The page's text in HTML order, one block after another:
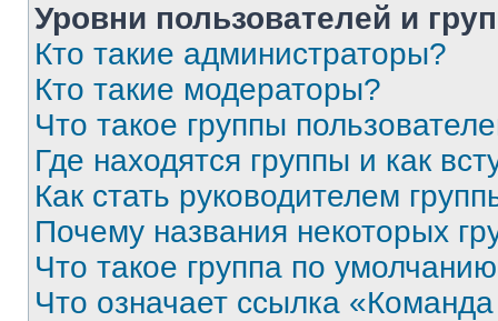
Уровни пользователей и
Кто такие администраторы?
Кто такие модераторы?
Что такое группы
Где находятся группы и как
Как стать руководителем
Почему названия некоторых
Что такое группа по
Что означает ссылка